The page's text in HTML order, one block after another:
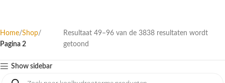
Home Shop
Pagina 2
Resultaat 49–96 van de 3838 resultaten wordt
getoond
Show sidebar